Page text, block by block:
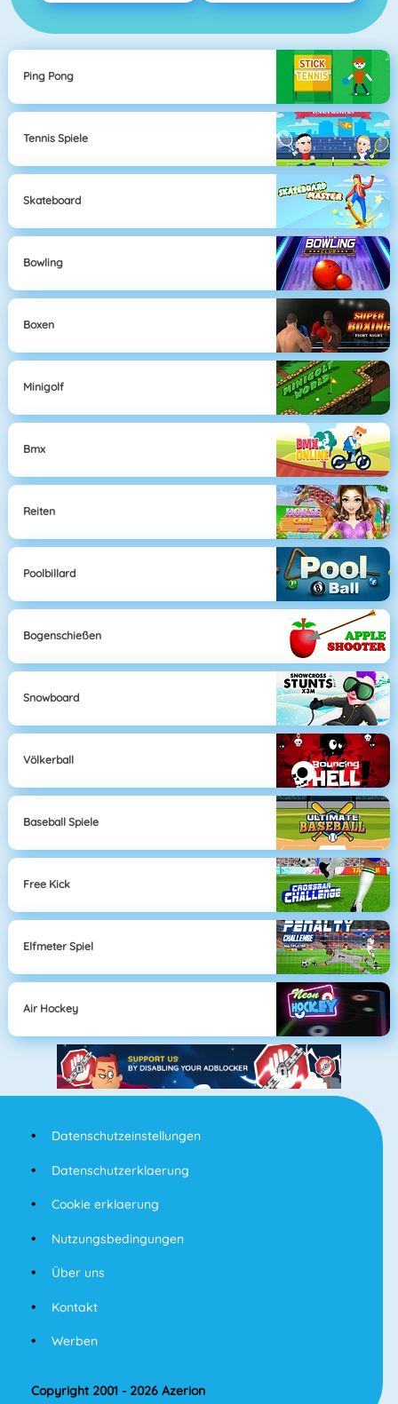
Ping Pong
Tennis Spiele
Skateboard
Bowling
Boxen
Minigolf
Bmx
Reiten
Poolbillard
Bogenschießen
Snowboard
Völkerball
Baseball Spiele
Free Kick
Elfmeter Spiel
Air Hockey
Datenschutzeinstellungen
Datenschutzerklaerung
Cookie erklaerung
Nutzungsbedingungen
Über uns
Kontakt
Werben
Copyright 2001 - 2026 Azerion